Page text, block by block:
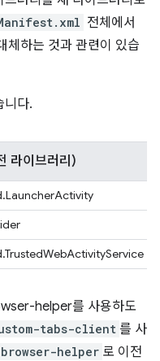
전체에서
체하는 것과 관련이 있습
니다.
라이브러리)
helper를 사용하도
tabs-client 를 사
helper 로 이전